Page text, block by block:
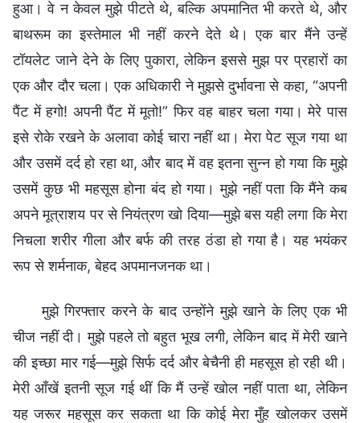
हुआ। वे न केवल मुझे पीटते थे, बल्कि अपमानित भी करते थे, और
बाथरूम का इस्तेमाल भी नहीं करने देते थे। एक बार मैंने उन्हें
टॉयलेट जाने देने के लिए पुकारा, लेकिन इससे मुझ पर प्रहारों का
एक और दौर चला। एक अधिकारी ने मुझसे दुर्भावना से कहा, “अपनी
पैंट में हगो! अपनी पैंट में मूतो!” फिर वह बाहर चला गया। मेरे पास
इसे रोके रखने के अलावा कोई चारा नहीं था। मेरा पेट सूज गया था
और उसमें दर्द हो रहा था, और बाद में वह इतना सुन्न हो गया कि मुझे
उसमें कुछ भी महसूस होना बंद हो गया। मुझे नहीं पता कि मैंने कब
अपने मूत्राशय पर से नियंत्रण खो दिया—मुझे बस यही लगा कि मेरा
निचला शरीर गीला और बर्फ की तरह ठंडा हो गया है। यह भयंकर
रूप से शर्मनाक, बेहद अपमानजनक था।
मुझे गिरफ्तार करने के बाद उन्होंने मुझे खाने के लिए एक भी
चीज नहीं दी। मुझे पहले तो बहुत भूख लगी, लेकिन बाद में मेरी खाने
की इच्छा मार गई—मुझे सिर्फ दर्द और बेचैनी ही महसूस हो रही थी।
मेरी आँखें इतनी सूज गई थीं कि मैं उन्हें खोल नहीं पाता था, लेकिन
यह जरूर महसूस कर सकता था कि कोई मेरा मुँह खोलकर उसमें